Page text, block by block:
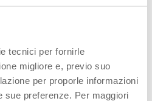
tecnici per fornirle
migliore e, previo suo
per proporle informazioni
sue preferenze. Per maggiori